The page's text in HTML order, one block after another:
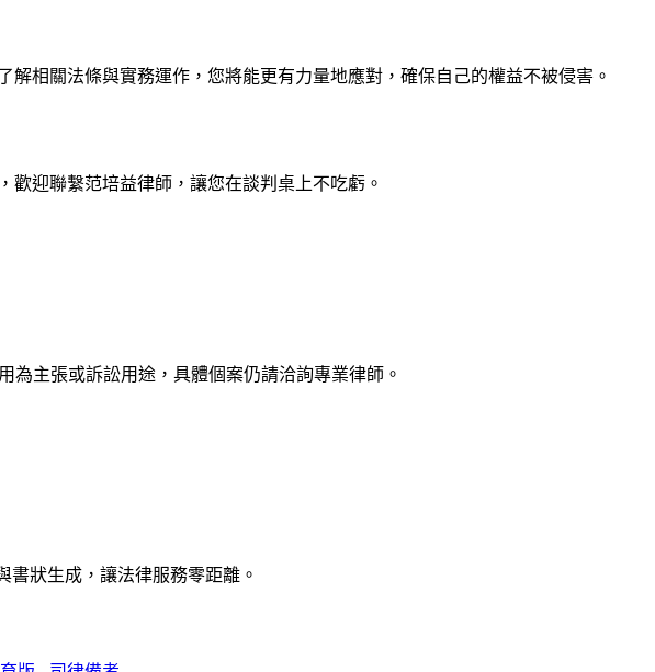
解相關法條與實務運作，您將能更有力量地應對，確保自己的權益不被侵害。
歡迎聯繫范培益律師 ，讓您在談判桌上不吃虧。
主張或訴訟用途，具體個案仍請洽詢專業律師。
書狀生成，讓法律服務零距離。